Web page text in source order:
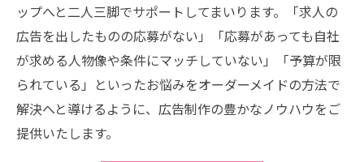
ップへと二人三脚でサポートしてまいります。「求人の
広告を出したものの応募がない」「応募があっても自社
が求める人物像や条件にマッチしていない」「予算が限
られている」といったお悩みをオーダーメイドの方法で
解決へと導けるように、広告制作の豊かなノウハウをご
提供いたします。